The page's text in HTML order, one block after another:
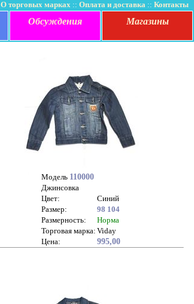
О торговых марках :: Оплата и доставка :: Контакты
Обсуждения Магазины
Модель 110000
Джинсовка
Цвет:
Синий
Размер:
98 104
Размерность:
Норма
Торговая марка: Viday
Цена:
995,00